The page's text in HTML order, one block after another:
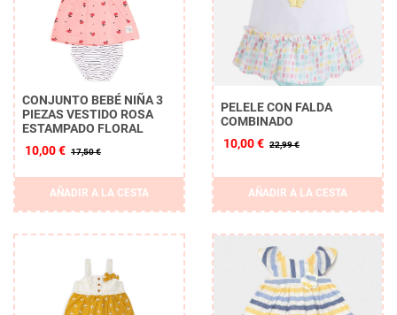
CONJUNTO BEBÉ NIÑA 3
PIEZAS VESTIDO ROSA
ESTAMPADO FLORAL
10,00 € 17,50 €
AÑADIR A LA CESTA
PELELE CON FALDA
COMBINADO
10,00 € 22,99 €
AÑADIR A LA CESTA